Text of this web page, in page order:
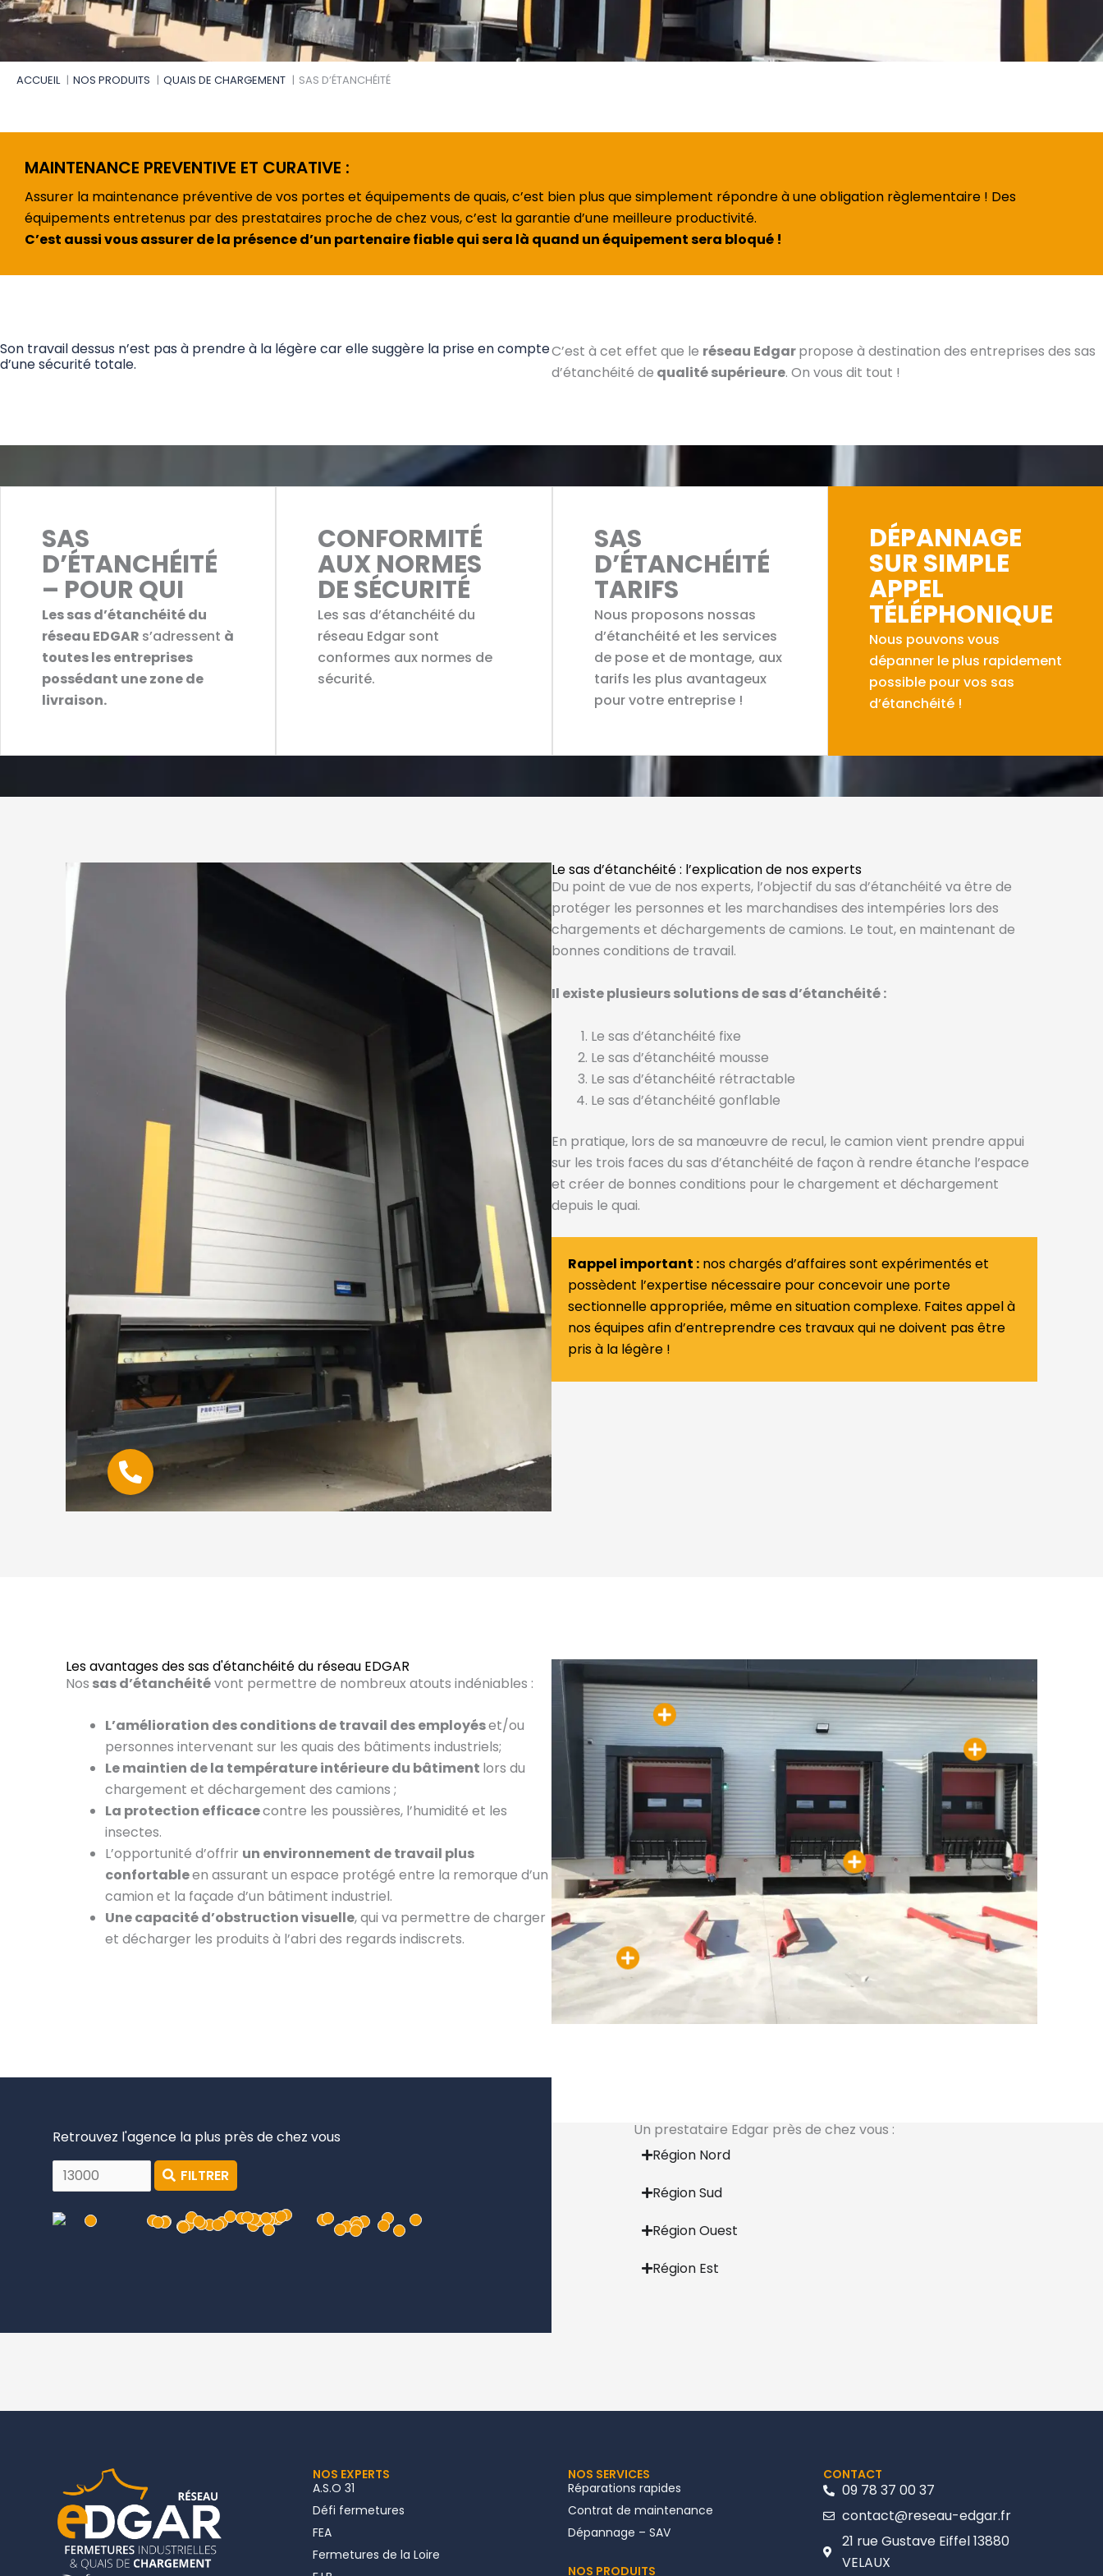
ACCUEIL NOS PRODUITS QUAIS DE CHARGEMENT SAS D’ÉTANCHÉITÉ
MAINTENANCE PREVENTIVE ET CURATIVE :
Assurer la maintenance préventive de vos portes et équipements de quais, c’est bien plus que simplement répondre à une obligation règlementaire ! Des
équipements entretenus par des prestataires proche de chez vous, c’est la garantie d’une meilleure productivité.
C’est aussi vous assurer de la présence d’un partenaire fiable qui sera là quand un équipement sera bloqué !
Son travail dessus n’est pas à prendre à la légère car elle suggère la prise en compte
d’une sécurité totale.
C’est à cet effet que le réseau Edgarpropose à destination des entreprises des sas
d’étanchéité de qualité supérieure. On vous dit tout !
SAS
D’ÉTANCHÉITÉ
– POUR QUI
Les sas d’étanchéité du
réseau EDGAR s’adressent à
toutes les entreprises
possédant une zone de
livraison.
CONFORMITÉ
AUX NORMES
DE SÉCURITÉ
Les sas d’étanchéité du
réseau Edgar sont
conformes aux normes de
sécurité.
SAS
D’ÉTANCHÉITÉ
TARIFS
Nous proposons nossas
d’étanchéité et les services
de pose et de montage, aux
tarifs les plus avantageux
pour votre entreprise !
DÉPANNAGE
SUR SIMPLE
APPEL
TÉLÉPHONIQUE
Nous pouvons vous
dépanner le plus rapidement
possible pour vos sas
d’étanchéité !
Le sas d’étanchéité : l’explication de nos experts
Du point de vue de nos experts, l’objectif du sas d’étanchéité va être de
protéger les personnes et les marchandises des intempéries lors des
chargements et déchargements de camions. Le tout, en maintenant de
bonnes conditions de travail.
Il existe plusieurs solutions de sas d’étanchéité :
Le sas d’étanchéité fixe
Le sas d’étanchéité mousse
Le sas d’étanchéité rétractable
Le sas d’étanchéité gonflable
En pratique, lors de sa manœuvre de recul, le camion vient prendre appui
sur les trois faces du sas d’étanchéité de façon à rendre étanche l’espace
et créer de bonnes conditions pour le chargement et déchargement
depuis le quai.
Rappel important : nos chargés d’affaires sont expérimentés et
possèdent l’expertise nécessaire pour concevoir une porte
sectionnelle appropriée, même en situation complexe. Faites appel à
nos équipes afin d’entreprendre ces travaux qui ne doivent pas être
pris à la légère !
Les avantages des sas d'étanchéité du réseau EDGAR
Nos sas d’étanchéitévont permettre de nombreux atouts indéniables :
L’amélioration des conditions de travail des employéset/ou
personnes intervenant sur les quais des bâtiments industriels;
Le maintien de la température intérieure du bâtiment lors du
chargement et déchargement des camions ;
La protection efficacecontre les poussières, l’humidité et les
insectes.
L’opportunité d’offrir un environnement de travail plus
confortableen assurant un espace protégé entre la remorque d’un
camion et la façade d’un bâtiment industriel.
Une capacité d’obstruction visuelle, qui va permettre de charger
et décharger les produits à l’abri des regards indiscrets.
Retrouvez l'agence la plus près de chez vous
FILTRER
Un prestataire Edgar près de chez vous :
Région Nord
Région Sud
Région Ouest
Région Est
NOS EXPERTS
A.S.O 31
Défi fermetures
FEA
Fermetures de la Loire
NOS SERVICES
Réparations rapides
Contrat de maintenance
Dépannage – SAV
NOS PRODUITS
CONTACT
09 78 37 00 37
contact@reseau-edgar.fr
21 rue Gustave Eiffel 13880
VELAUX
09 78 37 00 37 - Numéro unique